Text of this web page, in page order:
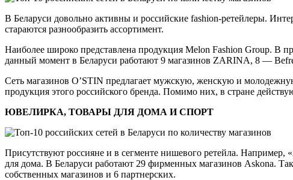
В Беларуси довольно активны и российские fashion-ретейлеры.
стараются разнообразить ассортимент.
Наиболее широко представлена продукция Melon Fashion Group. В
данный момент в Беларуси работают 9 магазинов ZARINA, 8 —
Сеть магазинов O’STIN предлагает мужскую, женскую и
продукция этого российского бренда. Помимо них, в стране
ЮВЕЛИРКА, ТОВАРЫ ДЛЯ ДОМА И СПОРТ
Присутствуют россияне и в сегменте нишевого ретейла. Например,
для дома. В Беларуси работают 29 фирменных магазинов Askona.
собственных магазинов и 6 партнерских.